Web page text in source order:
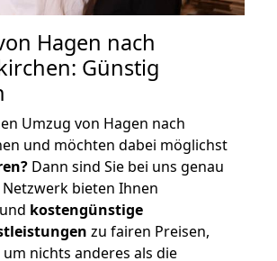
Hagen nach
Günstig
Umzug von Hagen nach
und möchten dabei möglichst
Dann sind Sie bei uns genau
bieten Ihnen
und kostengünstige
zu fairen Preisen,
nichts anderes als die